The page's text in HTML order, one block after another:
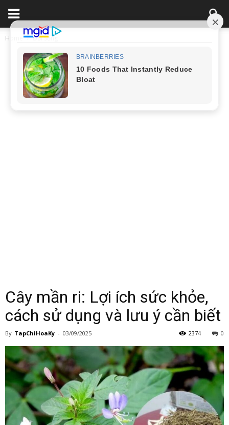
Home Đời Sống
Cây mần ri: Lợi ích sức khỏe,
cách sử dụng và lưu ý cần biết
By TapChiHoaKy - 03/09/2025 0
2374